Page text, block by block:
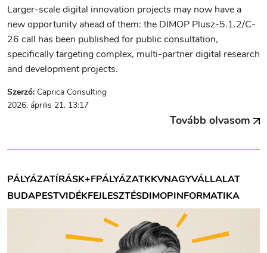
Larger-scale digital innovation projects may now have a
new opportunity ahead of them: the DIMOP Plusz-5.1.2/C-
26 call has been published for public consultation,
specifically targeting complex, multi-partner digital research
and development projects.
Szerző: Caprica Consulting
2026. április 21. 13:17
Tovább olvasom
PÁLYÁZATÍRÁSK+FPÁLYÁZATKKVNAGYVÁLLALAT
BUDAPESTVIDÉKFEJLESZTÉSDIMOPINFORMATIKA